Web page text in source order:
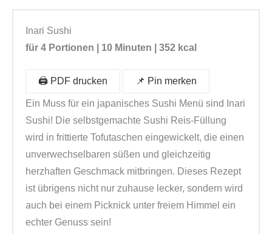
r
e
s
a
r
:
€
2
9
,
9
t
7
,
9
9
.
o
c
b
o
x
|
R
e
i
s
r
Inari Sushi
für 4 Portionen | 10 Minuten | 352 kcal
🖨️ PDF drucken 📌 Pin merken
Ein Muss für ein japanisches Sushi Menü sind Inari
Sushi! Die selbstgemachte Sushi Reis-Füllung
wird in frittierte Tofutaschen eingewickelt, die einen
unverwechselbaren süßen und gleichzeitig
herzhaften Geschmack mitbringen. Dieses Rezept
ist übrigens nicht nur zuhause lecker, sondern wird
auch bei einem Picknick unter freiem Himmel ein
echter Genuss sein!